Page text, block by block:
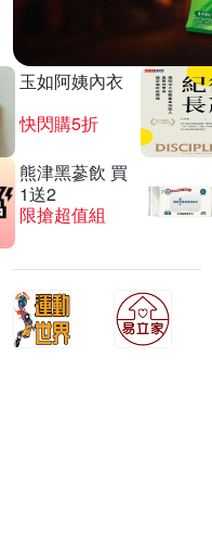
玉如阿姨內衣
快閃購5折
熊津黑蔘飲 買
1送2
限搶超值組